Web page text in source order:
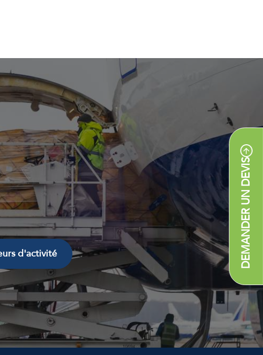
DEMANDER UN DEVIS
d'activité